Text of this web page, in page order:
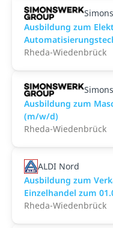
Ausbildung zum
Rheda-Wiedenbrück
Ausbildung zum
(m/w/d)
Rheda-Wiedenbrück
ALDI Nord
Ausbildung zum
Einzelhandel zum
Rheda-Wiedenbrück